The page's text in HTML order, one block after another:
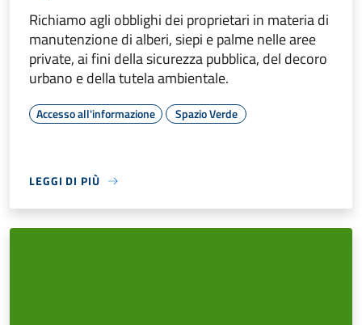
Richiamo agli obblighi dei proprietari in materia di
manutenzione di alberi, siepi e palme nelle aree
private, ai fini della sicurezza pubblica, del decoro
urbano e della tutela ambientale.
Accesso all'informazione Spazio Verde
LEGGI DI PIÙ